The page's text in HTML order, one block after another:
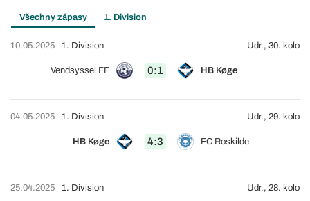
Všechny zápasy 1. Division
10.05.2025
Vendsyssel FF 0:1 HB Køge
1. Division Udr., 30. kolo
04.05.2025
HB Køge 4:3 FC Roskilde
1. Division Udr., 29. kolo
25.04.2025 1. Division Udr., 28. kolo